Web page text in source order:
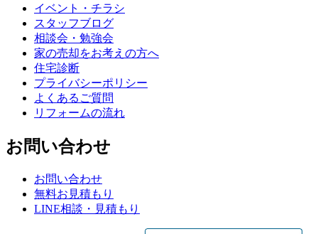
イベント・チラシ
スタッフブログ
相談会・勉強会
家の売却をお考えの方へ
住宅診断
プライバシーポリシー
よくあるご質問
リフォームの流れ
お問い合わせ
お問い合わせ
無料お見積もり
LINE相談・見積もり